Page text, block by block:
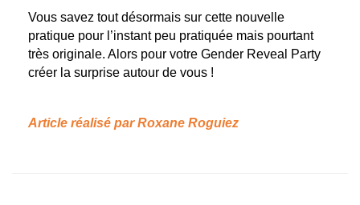
Vous savez tout désormais sur cette nouvelle
pratique pour l’instant peu pratiquée mais pourtant
très originale. Alors pour votre Gender Reveal Party
créer la surprise autour de vous !
Article réalisé par Roxane Roguiez